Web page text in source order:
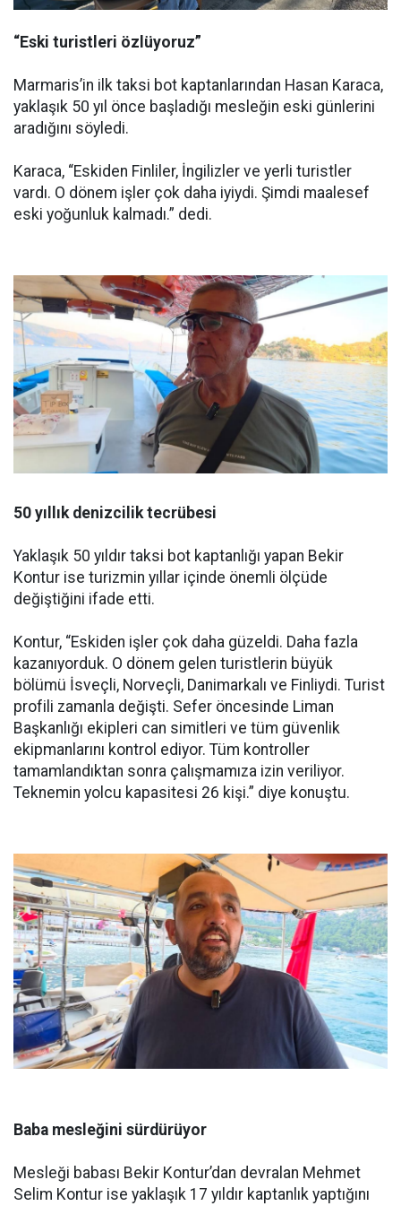
“Eski turistleri özlüyoruz”
Marmaris’in ilk taksi bot kaptanlarından Hasan Karaca,
yaklaşık 50 yıl önce başladığı mesleğin eski günlerini
aradığını söyledi.
Karaca, “Eskiden Finliler, İngilizler ve yerli turistler
vardı. O dönem işler çok daha iyiydi. Şimdi maalesef
eski yoğunluk kalmadı.” dedi.
50 yıllık denizcilik tecrübesi
Yaklaşık 50 yıldır taksi bot kaptanlığı yapan Bekir
Kontur ise turizmin yıllar içinde önemli ölçüde
değiştiğini ifade etti.
Kontur, “Eskiden işler çok daha güzeldi. Daha fazla
kazanıyorduk. O dönem gelen turistlerin büyük
bölümü İsveçli, Norveçli, Danimarkalı ve Finliydi. Turist
profili zamanla değişti. Sefer öncesinde Liman
Başkanlığı ekipleri can simitleri ve tüm güvenlik
ekipmanlarını kontrol ediyor. Tüm kontroller
tamamlandıktan sonra çalışmamıza izin veriliyor.
Teknemin yolcu kapasitesi 26 kişi.” diye konuştu.
Baba mesleğini sürdürüyor
Mesleği babası Bekir Kontur’dan devralan Mehmet
Selim Kontur ise yaklaşık 17 yıldır kaptanlık yaptığını